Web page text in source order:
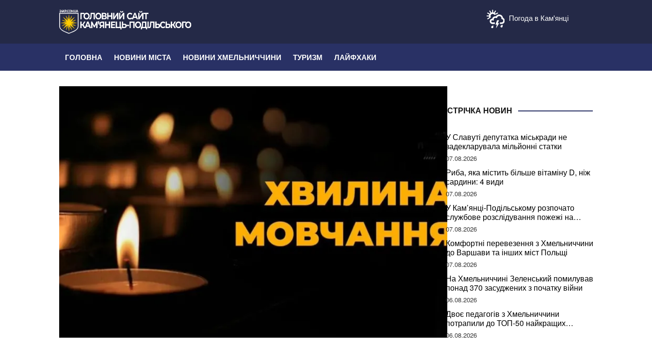
Погода в Кам'янці
ГОЛОВНА НОВИНИ МІСТА НОВИНИ ХМЕЛЬНИЧЧИНИ ТУРИЗМ ЛАЙФХАКИ
СТРІЧКА НОВИН
У Славуті депутатка міськради не
задекларувала мільйонні статки
07.08.2026
Риба, яка містить більше вітаміну D, ніж
сардини: 4 види
07.08.2026
У Кам’янці-Подільському розпочато
службове розслідування пожежі на
сміттєзвалищі
07.08.2026
Комфортні перевезення з Хмельниччини
до Варшави та інших міст Польщі
07.08.2026
На Хмельниччині Зеленський помилував
понад 370 засуджених з початку війни
06.08.2026
Двоє педагогів з Хмельниччини
потрапили до ТОП-50 найкращих
учителів України
06.08.2026